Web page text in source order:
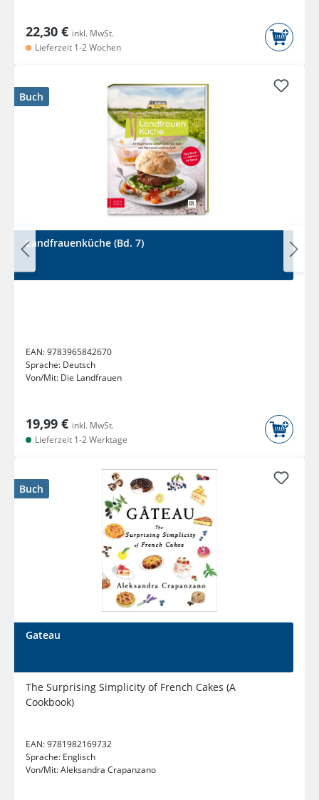
22,30 € inkl. MwSt.
Lieferzeit 1-2 Wochen
Buch
Landfrauenküche (Bd. 7)
EAN:9783965842670
Sprache: Deutsch
Von/Mit: Die Landfrauen
19,99 € inkl. MwSt.
Lieferzeit 1-2 Werktage
Buch
Gateau
The Surprising Simplicity of French Cakes (A
Cookbook)
EAN:9781982169732
Sprache: Englisch
Von/Mit:Aleksandra Crapanzano